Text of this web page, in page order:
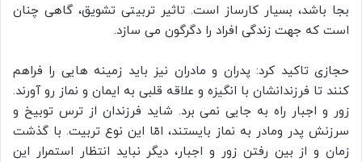
بجا باشد، بسیار کارساز است. تاثیر تربیتی تشویق، گاهی چنان
است که جهت زندگی افراد را دگرگون می سازد.
حجازی تاکید کرد: پدران و مادران نیز باید زمینه هایی را فراهم
کنند تا فرزندانشان با انگیزه و علاقه قلبی به ایمان و نماز رو آورند.
زور و اجبار راه به جایی نمی برد. شاید فرزندان از ترس توبیخ و
سرزنش پدر ومادر به نماز بایستند، امّا این نوع تربیت. با گذشت
زمان و از بین رفتن زور و اجبار، دیگر نباید انتظار استمرار این